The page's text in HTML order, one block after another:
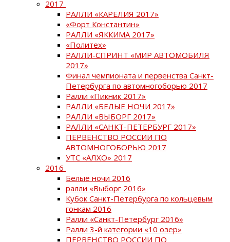
2017
РАЛЛИ «КАРЕЛИЯ 2017»
«Форт Константин»
РАЛЛИ «ЯККИМА 2017»
«Политех»
РАЛЛИ-СПРИНТ «МИР АВТОМОБИЛЯ
2017»
Финал чемпионата и первенства Санкт-
Петербурга по автомногоборью 2017
Ралли «Пикник 2017»
РАЛЛИ «БЕЛЫЕ НОЧИ 2017»
РАЛЛИ «ВЫБОРГ 2017»
РАЛЛИ «САНКТ-ПЕТЕРБУРГ 2017»
ПЕРВЕНСТВО РОССИИ ПО
АВТОМНОГОБОРЬЮ 2017
УТС «АЛХО» 2017
2016
Белые ночи 2016
ралли «Выборг 2016»
Кубок Санкт-Петербурга по кольцевым
гонкам 2016
Ралли «Санкт-Петербург 2016»
Ралли 3-й категории «10 озер»
ПЕРВЕНСТВО РОССИИ ПО